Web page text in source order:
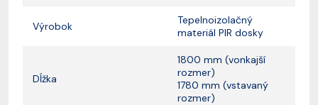
Výrobok
Tepelnoizolačný
materiál PIR dosky
Dĺžka
1800 mm (vonkajší
rozmer)
1780 mm (vstavaný
rozmer)